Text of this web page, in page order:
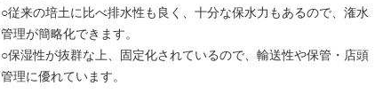
○従来の培土に比べ排水性も良く、十分な保水力もあるので、潅水
管理が簡略化できます。
○保湿性が抜群な上、固定化されているので、輸送性や保管・店頭
管理に優れています。